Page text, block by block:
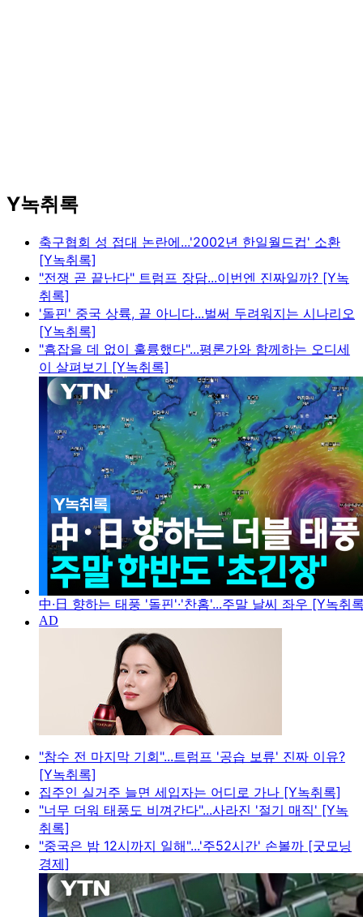
Y녹취록
축구협회 성 접대 논란에...'2002년 한일월드컵' 소환
[Y녹취록]
"전쟁 곧 끝난다" 트럼프 장담...이번엔 진짜일까? [Y녹
취록]
'돌핀' 중국 상륙, 끝 아니다...벌써 두려워지는 시나리오
[Y녹취록]
"흠잡을 데 없이 훌륭했다"...평론가와 함께하는 오디세
이 살펴보기 [Y녹취록]
中·日 향하는 태풍 '돌핀'·'찬홈'...주말 날씨 좌우 [Y녹취
"참수 전 마지막 기회"...트럼프 '공습 보류' 진짜 이유?
[Y녹취록]
집주인 실거주 늘면 세입자는 어디로 가나 [Y녹취록]
"너무 더워 태풍도 비껴간다"...사라진 '절기 매직' [Y녹
취록]
"중국은 밤 12시까지 일해"...'주52시간' 손볼까 [굿모닝
경제]